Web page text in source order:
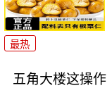
最热
五角大楼这操